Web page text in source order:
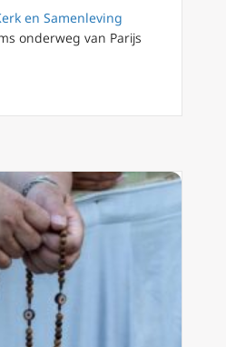
en Samenleving
onderweg van Parijs
trekken recordaantallen